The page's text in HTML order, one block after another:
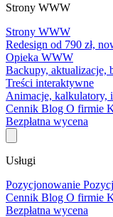
Strony WWW
Strony WWW
Redesign od 790 zł,
Opieka WWW
Backupy, aktualizacje,
Treści interaktywne
Animacje, kalkulatory,
Cennik Blog O firmie
Bezpłatna wycena
Usługi
Pozycjonowanie
Cennik Blog O firmie
Bezpłatna wycena